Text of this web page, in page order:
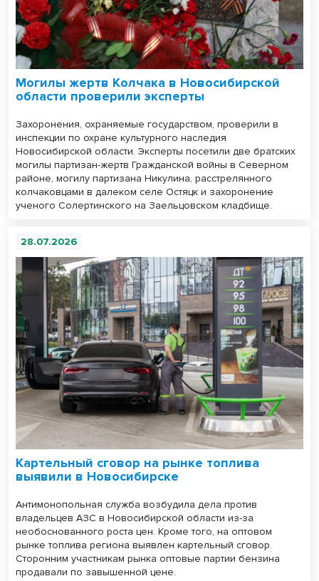
Могилы жертв Колчака в Новосибирской
области проверили эксперты
Захоронения, охраняемые государством, проверили в
инспекции по охране культурного наследия
Новосибирской области. Эксперты посетили две братских
могилы партизан-жертв Гражданской войны в Северном
районе, могилу партизана Никулина, расстрелянного
колчаковцами в далеком селе Остяцк и захоронение
ученого Солертинского на Заельцовском кладбище.
28.07.2026
Картельный сговор на рынке топлива
выявили в Новосибирске
Антимонопольная служба возбудила дела против
владельцев АЗС в Новосибирской области из-за
необоснованного роста цен. Кроме того, на оптовом
рынке топлива региона выявлен картельный сговор.
Сторонним участникам рынка оптовые партии бензина
продавали по завышенной цене.